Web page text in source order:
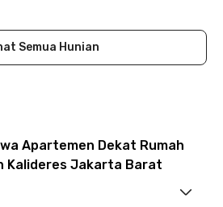
Semua Hunian
Apartemen Dekat Rumah
Kalideres Jakarta Barat